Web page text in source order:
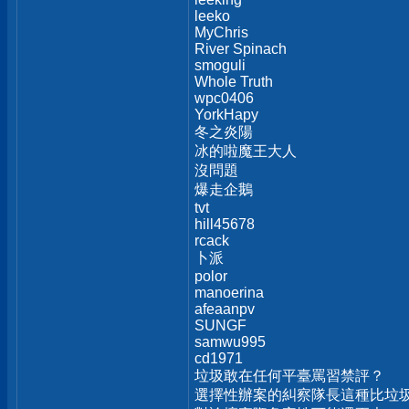
leeko
MyChris
River Spinach
smoguli
Whole Truth
wpc0406
YorkHapy
冬之炎陽
冰的啦魔王大人
沒問題
爆走企鵝
tvt
hill45678
rcack
卜派
polor
manoerina
afeaanpv
SUNGF
samwu995
cd1971
垃圾敢在任何平臺罵習禁評？
選擇性辦案的糾察隊長這種比垃